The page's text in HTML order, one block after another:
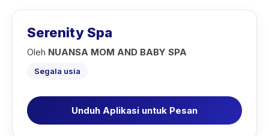
Serenity Spa
Oleh NUANSA MOM AND BABY SPA
Segala usia
Unduh Aplikasi untuk Pesan